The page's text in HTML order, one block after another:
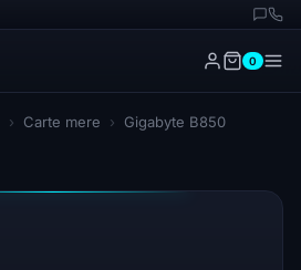
0
› Carte mere ›
Gigabyte B850